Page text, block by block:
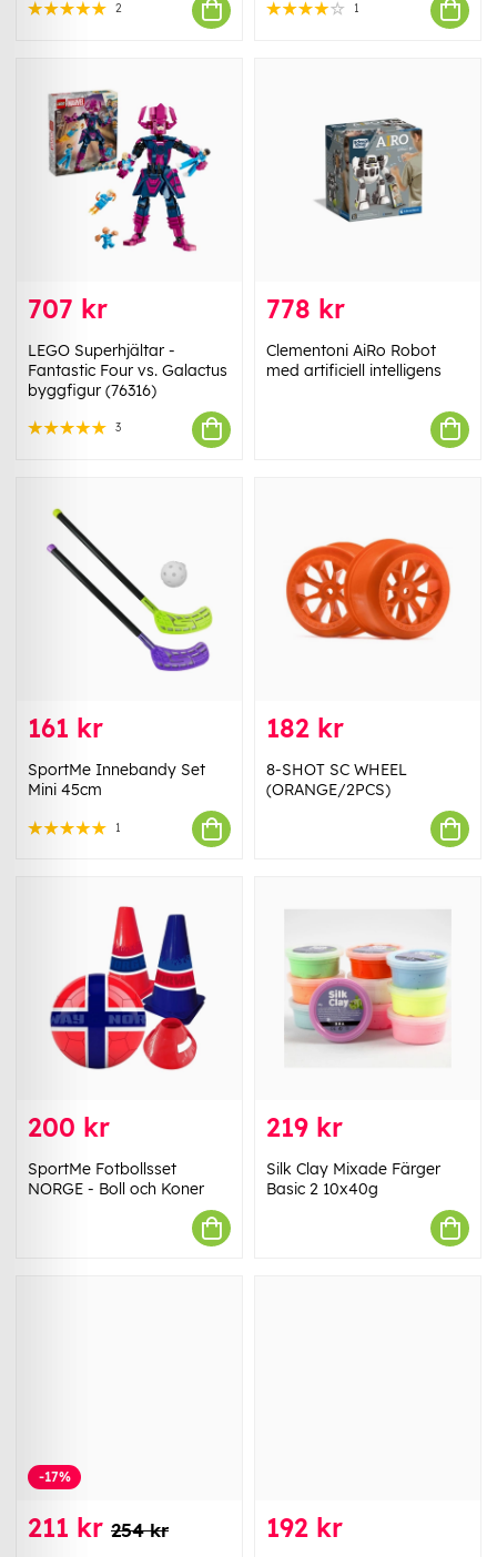
2 1
707 kr
LEGO Superhjältar -
Fantastic Four vs. Galactus
byggfigur (76316)
3
778 kr
Clementoni AiRo Robot
med artificiell intelligens
161 kr
SportMe Innebandy Set
Mini 45cm
1
182 kr
8-SHOT SC WHEEL
(ORANGE/2PCS)
200 kr
SportMe Fotbollsset
NORGE - Boll och Koner
219 kr
Silk Clay Mixade Färger
Basic 2 10x40g
-17%
211 kr 254 kr 192 kr